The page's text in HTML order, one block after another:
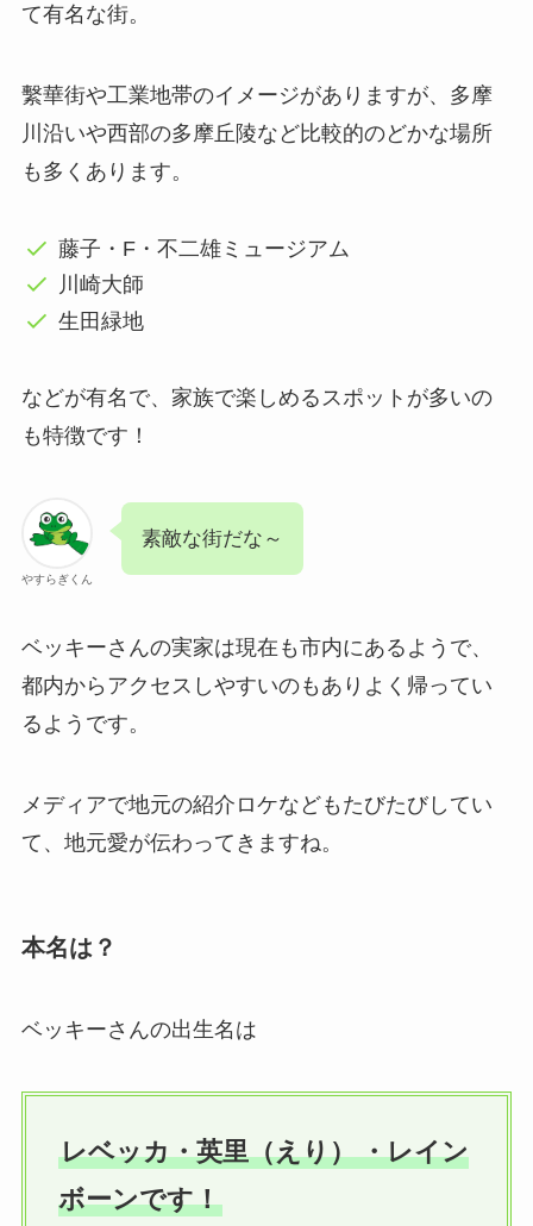
て有名な街。
繫華街や工業地帯のイメージがありますが、多摩
川沿いや西部の多摩丘陵など比較的のどかな場所
も多くあります。
藤子・F・不二雄ミュージアム
川崎大師
生田緑地
などが有名で、家族で楽しめるスポットが多いの
も特徴です！
やすらぎくん
素敵な街だな～
ベッキーさんの実家は現在も市内にあるようで、
都内からアクセスしやすいのもありよく帰ってい
るようです。
メディアで地元の紹介ロケなどもたびたびしてい
て、地元愛が伝わってきますね。
本名は？
ベッキーさんの出生名は
レベッカ・英里（えり）・レイン
ボーンです！